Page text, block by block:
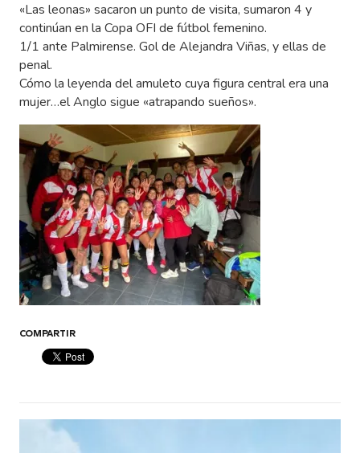
«Las leonas» sacaron un punto de visita, sumaron 4 y
continúan en la Copa OFI de fútbol femenino.
1/1 ante Palmirense. Gol de Alejandra Viñas, y ellas de
penal.
Cómo la leyenda del amuleto cuya figura central era una
mujer…el Anglo sigue «atrapando sueños».
COMPARTIR